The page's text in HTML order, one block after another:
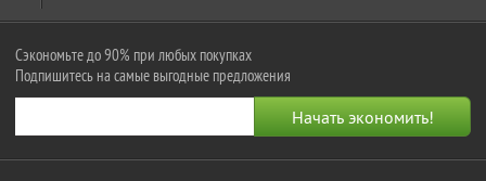
Сэкономьте до 90% при любых покупках
Подпишитесь на самые выгодные предложения